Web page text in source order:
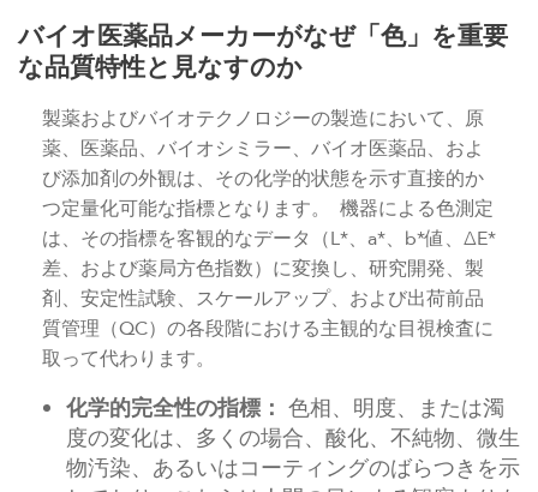
バイオ医薬品メーカーがなぜ「色」を重要
な品質特性と見なすのか
製薬およびバイオテクノロジーの製造において、原
薬、医薬品、バイオシミラー、バイオ医薬品、およ
び添加剤の外観は、その化学的状態を示す直接的か
つ定量化可能な指標となります。 機器による色測定
は、その指標を客観的なデータ（L*、a*、b*値、ΔE*
差、および薬局方色指数）に変換し、研究開発、製
剤、安定性試験、スケールアップ、および出荷前品
質管理（QC）の各段階における主観的な目視検査に
取って代わります。
化学的完全性の指標： 色相、明度、または濁
度の変化は、多くの場合、酸化、不純物、微生
物汚染、あるいはコーティングのばらつきを示